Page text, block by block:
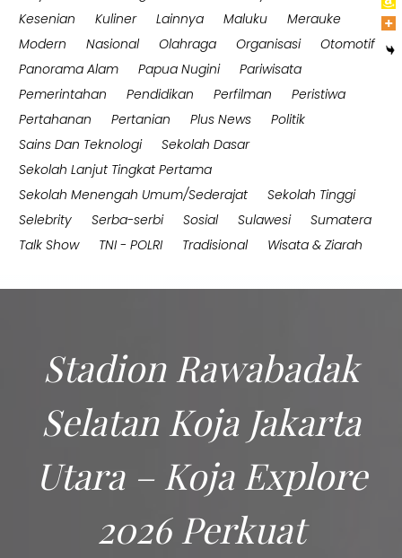
Kesenian
Kuliner Lainnya Maluku
Merauke
Modern
Nasional Olahraga Organisasi
Otomotif
Panorama Alam
Papua Nugini
Pariwisata
Pemerintahan
Pendidikan Perfilman
Peristiwa
Pertahanan
Pertanian Plus News
Politik
Sains Dan Teknologi
Sekolah Dasar
Sekolah Lanjut Tingkat Pertama
Sekolah Menengah Umum/Sederajat
Sekolah Tinggi
Selebrity
Serba-serbi Sosial Sulawesi
Sumatera
Talk Show
TNI - POLRI Tradisional Wisata & Ziarah
Stadion Rawabadak
Selatan Koja Jakarta
Utara – Koja Explore
2026 Perkuat